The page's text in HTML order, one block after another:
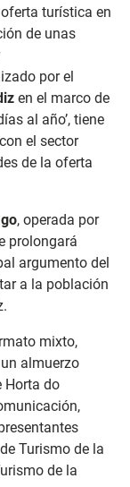
turística en
de unas
por el
en el marco de
al año’, tiene
el sector
de la oferta
, operada por
prolongará
argumento del
a la población
mixto,
almuerzo
Horta do
Turismo de la
de la